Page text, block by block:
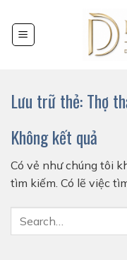
đến
nội
Lưu trữ thẻ:Thợ
Không kết quả
Có vẻ như chúng tôi
tìm kiếm. Có lẽ việc